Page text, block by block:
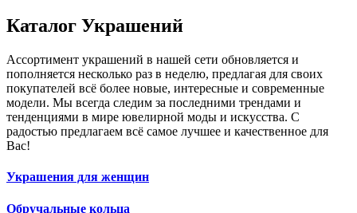
Каталог Украшений
Ассортимент украшений в нашей сети обновляется и
пополняется несколько раз в неделю, предлагая для своих
покупателей всё более новые, интересные и современные
модели. Мы всегда следим за последними трендами и
тенденциями в мире ювелирной моды и искусства. С
радостью предлагаем всё самое лучшее и качественное для
Вас!
Украшения для женщин
Обручальные кольца